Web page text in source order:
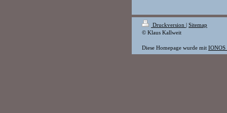
Druckversion | Sitemap
© Klaus Kallweit
Diese Homepage wurde mit IONOS